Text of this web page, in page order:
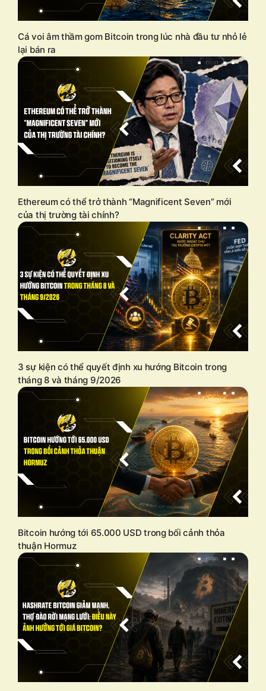
Cá voi âm thầm gom Bitcoin trong lúc nhà đầu tư nhỏ lẻ
lại bán ra
Ethereum có thể trở thành “Magnificent Seven” mới
của thị trường tài chính?
3 sự kiện có thể quyết định xu hướng Bitcoin trong
tháng 8 và tháng 9/2026
Bitcoin hướng tới 65.000 USD trong bối cảnh thỏa
thuận Hormuz